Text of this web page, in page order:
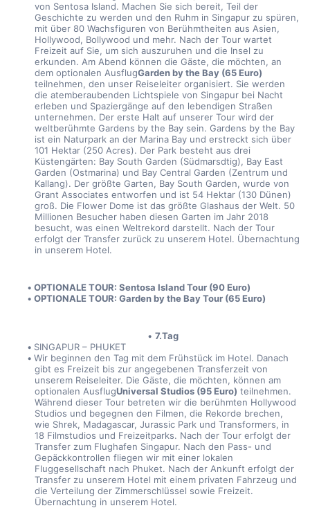
von Sentosa Island. Machen Sie sich bereit, Teil der
Geschichte zu werden und den Ruhm in Singapur zu spüren,
mit über 80 Wachsfiguren von Berühmtheiten aus Asien,
Hollywood, Bollywood und mehr. Nach der Tour wartet
Freizeit auf Sie, um sich auszuruhen und die Insel zu
erkunden. Am Abend können die Gäste, die möchten, an
dem optionalen AusflugGarden by the Bay (65 Euro)
teilnehmen, den unser Reiseleiter organisiert. Sie werden
die atemberaubenden Lichtspiele von Singapur bei Nacht
erleben und Spaziergänge auf den lebendigen Straßen
unternehmen. Der erste Halt auf unserer Tour wird der
weltberühmte Gardens by the Bay sein. Gardens by the Bay
ist ein Naturpark an der Marina Bay und erstreckt sich über
101 Hektar (250 Acres). Der Park besteht aus drei
Küstengärten: Bay South Garden (Südmarsdtig), Bay East
Garden (Ostmarina) und Bay Central Garden (Zentrum und
Kallang). Der größte Garten, Bay South Garden, wurde von
Grant Associates entworfen und ist 54 Hektar (130 Dünen)
groß. Die Flower Dome ist das größte Glashaus der Welt. 50
Millionen Besucher haben diesen Garten im Jahr 2018
besucht, was einen Weltrekord darstellt. Nach der Tour
erfolgt der Transfer zurück zu unserem Hotel. Übernachtung
in unserem Hotel.
OPTIONALE TOUR: Sentosa Island Tour (90 Euro)
OPTIONALE TOUR: Garden by the Bay Tour (65 Euro)
7.Tag
SINGAPUR – PHUKET
Wir beginnen den Tag mit dem Frühstück im Hotel. Danach
gibt es Freizeit bis zur angegebenen Transferzeit von
unserem Reiseleiter. Die Gäste, die möchten, können am
optionalen AusflugUniversal Studios (95 Euro) teilnehmen.
Während dieser Tour betreten wir die berühmten Hollywood
Studios und begegnen den Filmen, die Rekorde brechen,
wie Shrek, Madagascar, Jurassic Park und Transformers, in
18 Filmstudios und Freizeitparks. Nach der Tour erfolgt der
Transfer zum Flughafen Singapur. Nach den Pass- und
Gepäckkontrollen fliegen wir mit einer lokalen
Fluggesellschaft nach Phuket. Nach der Ankunft erfolgt der
Transfer zu unserem Hotel mit einem privaten Fahrzeug und
die Verteilung der Zimmerschlüssel sowie Freizeit.
Übernachtung in unserem Hotel.